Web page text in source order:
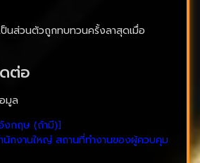
นส่วนตัวถูกทบทวนครั้งลาสุดเมื่อ
ต่อ
มูล
งกฤษ (ถ้ามี)]
นักงานใหญ่ สถานที่ทำงานของผู้ควบคุม